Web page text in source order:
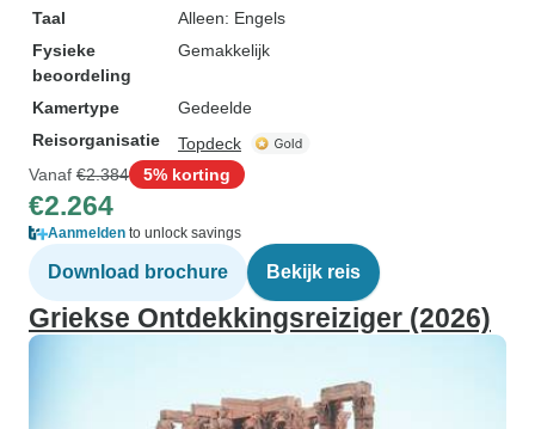
Taal
Alleen: Engels
Fysieke
beoordeling
Gemakkelijk
Kamertype
Gedeelde
Reisorganisatie
Topdeck
Vanaf €2.384 5% korting
€2.264
Aanmelden to unlock savings
Download brochure Bekijk reis
Griekse Ontdekkingsreiziger (2026)